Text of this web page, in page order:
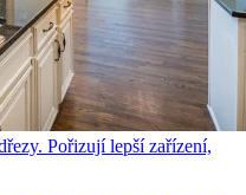
Pořizují lepší zařízení,